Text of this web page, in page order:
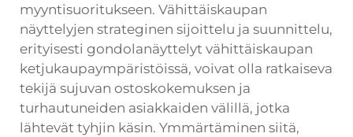
myyntisuoritukseen. Vähittäiskaupan
näyttelyjen strateginen sijoittelu ja suunnittelu,
erityisesti gondolanäyttelyt vähittäiskaupan
ketjukaupaympäristöissä, voivat olla ratkaiseva
tekijä sujuvan ostoskokemuksen ja
turhautuneiden asiakkaiden välillä, jotka
lähtevät tyhjin käsin. Ymmärtäminen siitä,